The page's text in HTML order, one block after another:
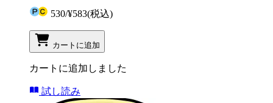
530/¥583(税込)
カートに追加
カートに追加しました
試し読み